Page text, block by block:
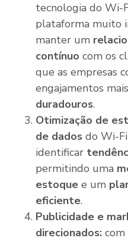
tecnologia do Wi-
plataforma muito
manter um
contínuo com os
que as empresas
engajamentos mais
duradouros.
Otimização de
de dados do Wi-
identificar
permitindo uma
estoque e um
eficiente.
Publicidade e
direcionados: com